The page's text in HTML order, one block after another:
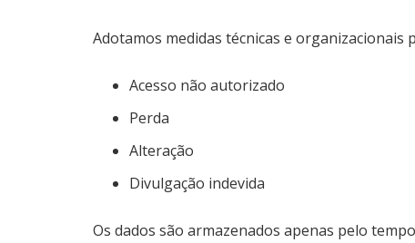
Adotamos medidas técnicas e
Acesso não autorizado
Perda
Alteração
Divulgação indevida
Os dados são armazenados apenas pelo